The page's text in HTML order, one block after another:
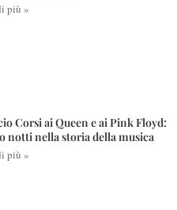
più »
Corsi ai Queen e ai Pink Floyd:
notti nella storia della musica
più »